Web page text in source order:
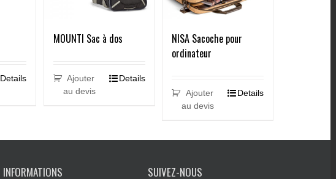
Details
MOUNTI Sac à dos
Ajouter
au devis
Details
NISA Sacoche pour
ordinateur
Ajouter
au devis
Details
INFORMATIONS SUIVEZ-NOUS